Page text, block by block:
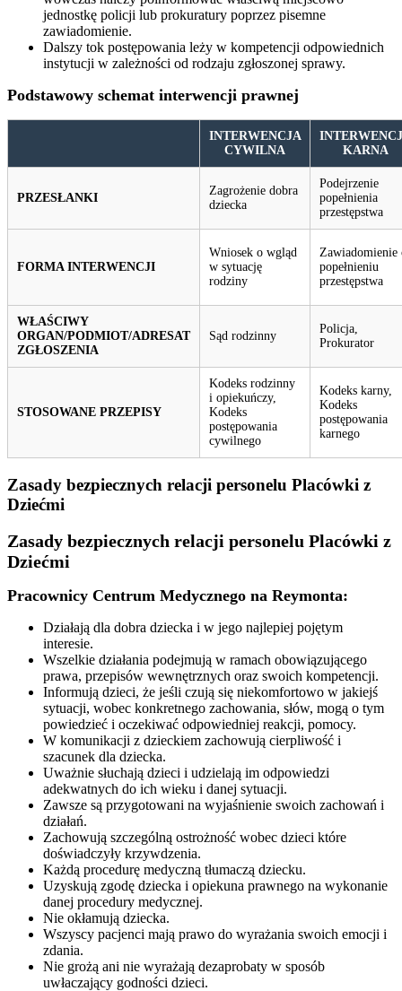
jednostkę policji lub prokuratury poprzez pisemne
zawiadomienie.
Dalszy tok postępowania leży w kompetencji odpowiednich
instytucji w zależności od rodzaju zgłoszonej sprawy.
Podstawowy schemat interwencji prawnej
INTERWENCJA
CYWILNA
KARNA
PRZESŁANKI
Zagrożenie dobra
dziecka
Podejrzenie
popełnienia
przestępstwa
FORMA INTERWENCJI
Wniosek o wgląd
w sytuację
rodziny
Zawiadomienie
popełnieniu
przestępstwa
WŁAŚCIWY
ORGAN/PODMIOT/ADRESAT
ZGŁOSZENIA
Sąd rodzinny
Policja,
Prokurator
STOSOWANE PRZEPISY
Kodeks rodzinny
i opiekuńczy,
Kodeks
postępowania
cywilnego
Kodeks karny,
Kodeks
postępowania
karnego
Zasady bezpiecznych relacji personelu Placówki z
Dziećmi
Zasady bezpiecznych relacji personelu Placówki z
Dziećmi
Pracownicy Centrum Medycznego na Reymonta:
Działają dla dobra dziecka i w jego najlepiej pojętym
interesie.
Wszelkie działania podejmują w ramach obowiązującego
prawa, przepisów wewnętrznych oraz swoich kompetencji.
Informują dzieci, że jeśli czują się niekomfortowo w jakiejś
sytuacji, wobec konkretnego zachowania, słów, mogą o tym
powiedzieć i oczekiwać odpowiedniej reakcji, pomocy.
W komunikacji z dzieckiem zachowują cierpliwość i
szacunek dla dziecka.
Uważnie słuchają dzieci i udzielają im odpowiedzi
adekwatnych do ich wieku i danej sytuacji.
Zawsze są przygotowani na wyjaśnienie swoich zachowań i
działań.
Zachowują szczególną ostrożność wobec dzieci które
doświadczyły krzywdzenia.
Każdą procedurę medyczną tłumaczą dziecku.
Uzyskują zgodę dziecka i opiekuna prawnego na wykonanie
danej procedury medycznej.
Nie okłamują dziecka.
Wszyscy pacjenci mają prawo do wyrażania swoich emocji i
zdania.
Nie grożą ani nie wyrażają dezaprobaty w sposób
uwłaczający godności dzieci.